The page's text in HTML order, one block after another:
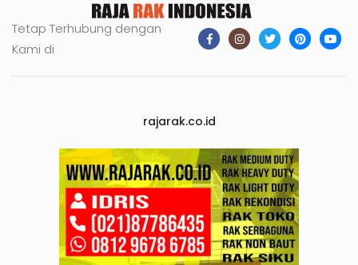
Tetap Terhubung dengan
Kami di
rajarak.co.id